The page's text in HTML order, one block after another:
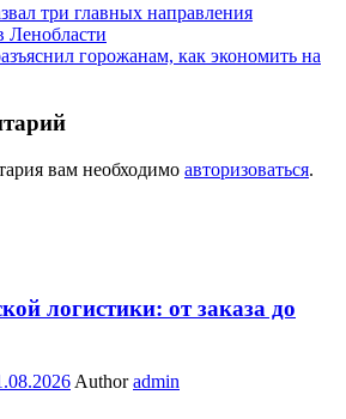
три главных направления
Ленобласти
горожанам, как экономить на
вам необходимо авторизоваться.
логистики: от заказа до
Author admin